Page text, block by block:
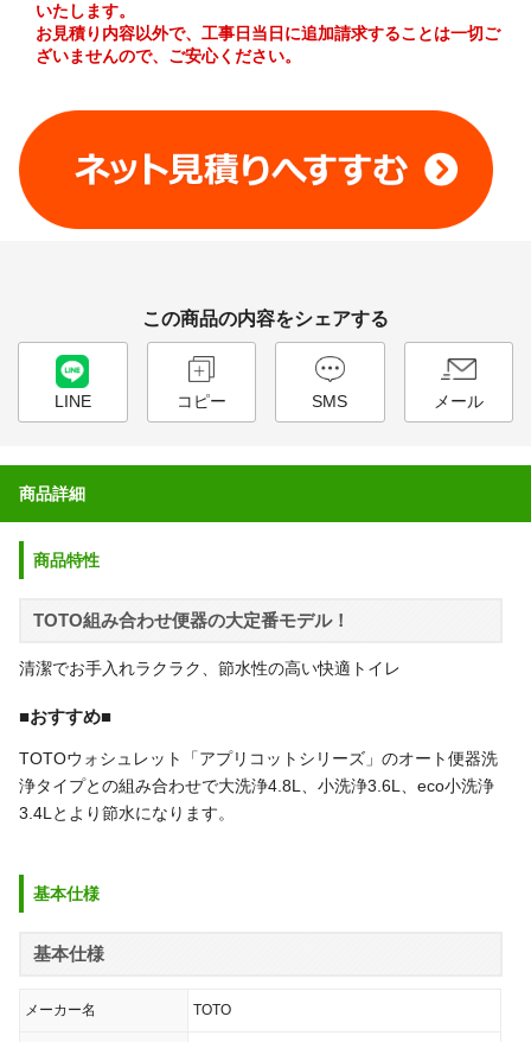
いたします。
お見積り内容以外で、工事日当日に追加請求することは一切ご
ざいませんので、ご安心ください。
この商品の内容をシェアする
LINE コピー SMS メール
商品詳細
商品特性
TOTO組み合わせ便器の大定番モデル！
清潔でお手入れラクラク、節水性の高い快適トイレ
■おすすめ■
TOTOウォシュレット「アプリコットシリーズ」のオート便器洗
浄タイプとの組み合わせで大洗浄4.8L、小洗浄3.6L、eco小洗浄
3.4Lとより節水になります。
基本仕様
基本仕様
メーカー名 TOTO